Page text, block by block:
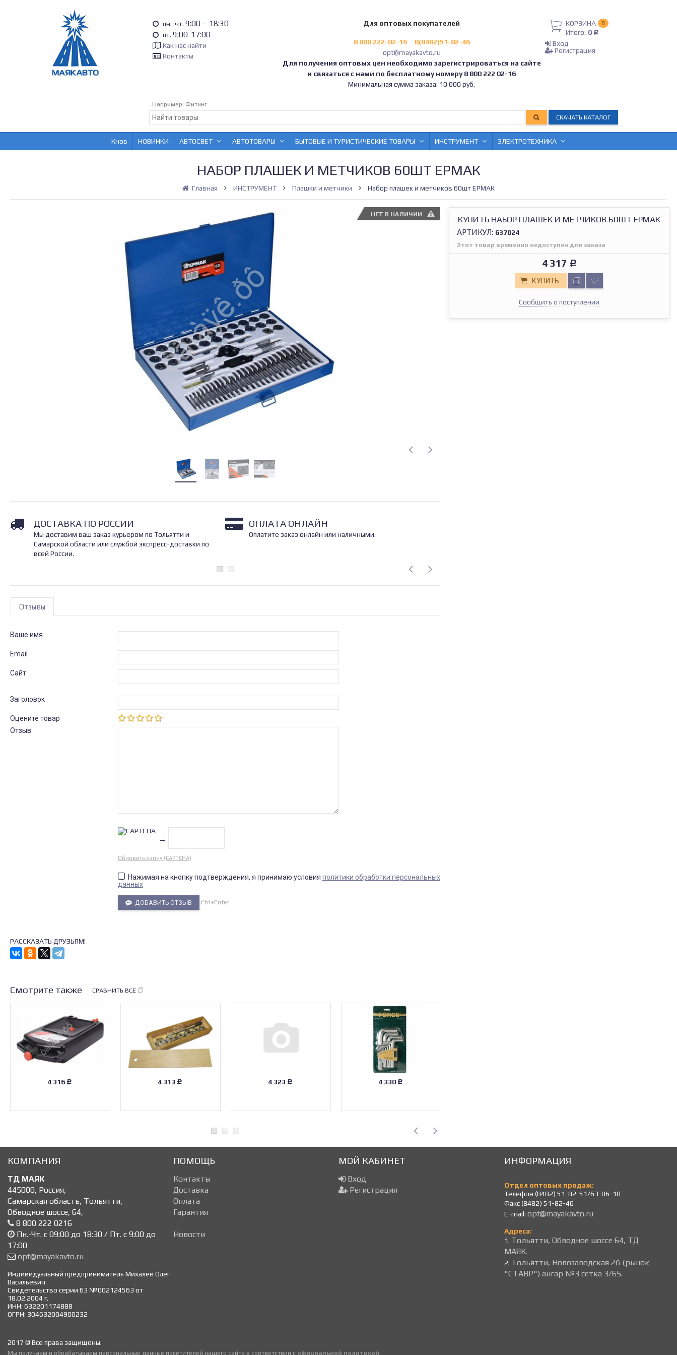
пн.-чт. 9:00 – 18:30
пт. 9:00-17:00
Как нас найти
Контакты
Для оптовых покупателей
8 800 222-02-16
8(8482)51-82-46
opt@mayakavto.ru
Для получения оптовых цен необходимо зарегистрироваться на сайте
и связаться с нами по бесплатному номеру 8 800 222 02-16
Минимальная сумма заказа: 10 000 руб.
КОРЗИНА 0
Итого: 0 Р
Вход
Регистрация
Например: Фитинг
СКАЧАТЬ КАТАЛОГ
Кнов НОВИНКИ АВТОСВЕТ АВТОТОВАРЫ БЫТОВЫЕ И ТУРИСТИЧЕСКИЕ ТОВАРЫ ИНСТРУМЕНТ ЭЛЕКТРОТЕХНИКА
НАБОР ПЛАШЕК И МЕТЧИКОВ 60ШТ ЕРМАК
Главная ИНСТРУМЕНТ Плашки и метчики Набор плашек и метчиков 60шт ЕРМАК
НЕТ В НАЛИЧИИ КУПИТЬ НАБОР ПЛАШЕК И МЕТЧИКОВ 60ШТ ЕРМАК
АРТИКУЛ: 637024
Этот товар временно недоступен для заказа
4 317 Р
КУПИТЬ
Сообщить о поступлении
ДОСТАВКА ПО РОССИИ
Мы доставим ваш заказ курьером по Тольятти и
Самарской области или службой экспресс-доставки по
всей России.
ОПЛАТА ОНЛАЙН
Оплатите заказ онлайн или наличными.
Отзывы
Ваше имя
Email
Сайт
Заголовок
Оцените товар
Отзыв
→
Обновить капчу (CAPTCHA)
Нажимая на кнопку подтверждения, я принимаю условия политики обработки персональных
данных
ДОБАВИТЬ ОТЗЫВ Ctrl+Enter
РАССКАЗАТЬ ДРУЗЬЯМ!
Смотрите также СРАВНИТЬ ВСЕ
4 316 Р 4 313 Р 4 323 Р 4 330 Р
КОМПАНИЯ
ТД МАЯК
445000, Россия,
Самарская область, Тольятти,
Обводное шоссе, 64,
8 800 222 0216
Пн.-Чт. с 09:00 до 18:30 / Пт. с 9:00 до
17:00
opt@mayakavto.ru
Индивидуальный предприниматель Михалев Олег
Васильевич
Свидетельство серии 63 №002124563 от
18.02.2004 г.
ИНН: 632201174888
ОГРН: 304632004900232
ПОМОЩЬ
Контакты
Доставка
Оплата
Гарантия
Новости
МОЙ КАБИНЕТ
Вход
Регистрация
ИНФОРМАЦИЯ
Отдел оптовых продаж:
Телефон (8482) 51-82-51/63-86-18
Факс (8482) 51-82-46
E-mail: opt@mayakavto.ru
Адреса:
1. Тольятти, Обводное шоссе 64, ТД
МАЯК.
2. Тольятти, Новозаводская 2б (рынок
"СТАВР") ангар №3 сетка 3/65.
2017 © Все права защищены.
Мы получаем и обрабатываем персональные данные посетителей нашего сайта в соответствии с официальной политикой.